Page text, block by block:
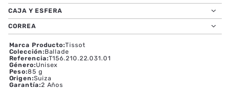
CAJA Y ESFERA
CORREA
Marca Producto:Tissot
Colección:Ballade
Referencia:T156.210.22.031.01
Género:Unisex
Peso:85 g
Origen:Suiza
Garantía:2 Años